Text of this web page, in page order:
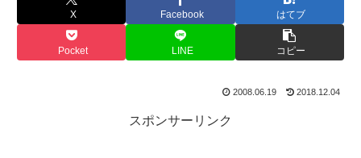
X Facebook はてブ
Pocket LINE コピー
2008.06.19 2018.12.04
スポンサーリンク